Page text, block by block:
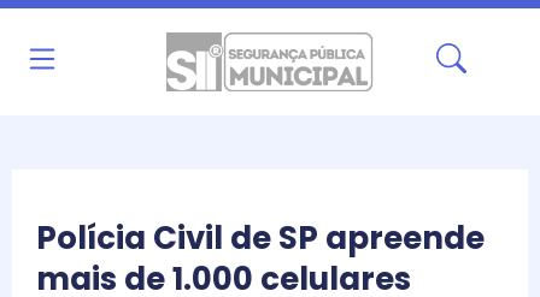
Ir
Polícia Civil de SP apreende
mais de 1.000 celulares